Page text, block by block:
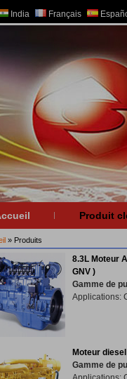
India Français
Produit
» Produits
8.3L Moteur
GNV )
Gamme de
Applications:
Moteur
Gamme de